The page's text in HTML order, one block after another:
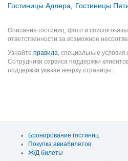
Гостиницы Адлера
Гостиницы
Описания гостиниц, фото и список
ответственности за возможное
Узнайте правила, специальные
Сотрудники сервиса поддержки
поддержки указан вверху страницы.
Бронирование гостиниц
Покупка авиабилетов
Ж/Д билеты